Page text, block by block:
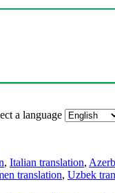
a language
, Italian translation,
translation, Uzbek